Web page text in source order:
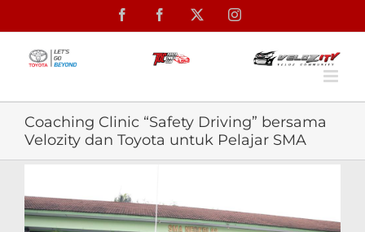
FacebookFacebook Instagram
Coaching Clinic “Safety Driving” bersama
Velozity dan Toyota untuk Pelajar SMA
Image